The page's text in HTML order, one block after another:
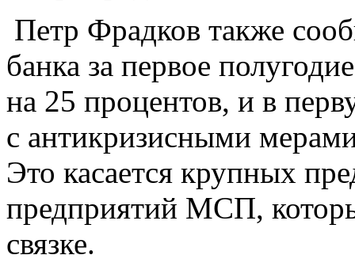
Петр Фрадков также
банка за первое
на 25 процентов, и в
с антикризисными
Это касается крупных
предприятий МСП,
связке.